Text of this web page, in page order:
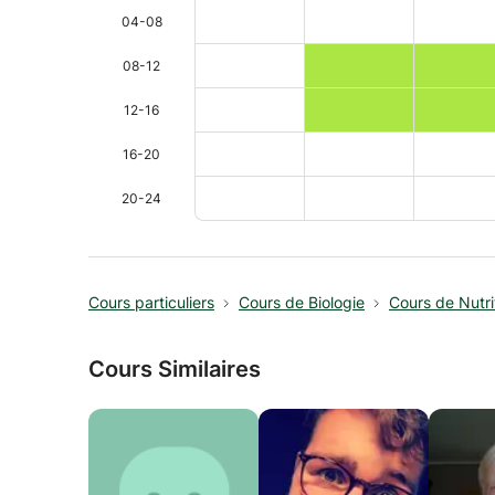
04-08
08-12
12-16
16-20
20-24
Cours particuliers Cours de Biologie Cours de
Cours Similaires